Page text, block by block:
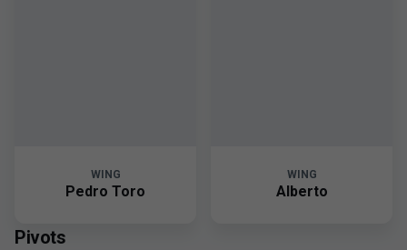
WING
Pedro Toro
WING
Alberto
Pivots